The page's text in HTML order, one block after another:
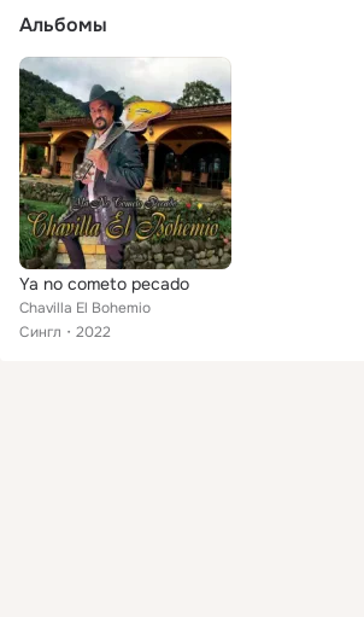
Альбомы
Ya no cometo pecado
Chavilla El Bohemio
Сингл
2022